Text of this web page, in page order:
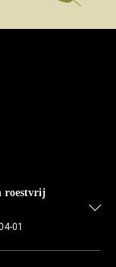
roestvrij
01